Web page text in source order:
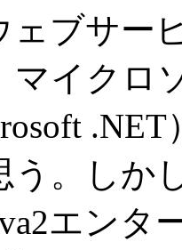
ブサー
マイクロ
う。しか
エン